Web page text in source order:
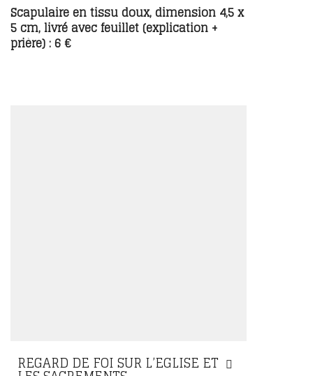
Scapulaire en tissu doux, dimension 4,5 x
5 cm, livré avec feuillet (explication +
prière) : 6 €
REGARD DE FOI SUR L’EGLISE ET